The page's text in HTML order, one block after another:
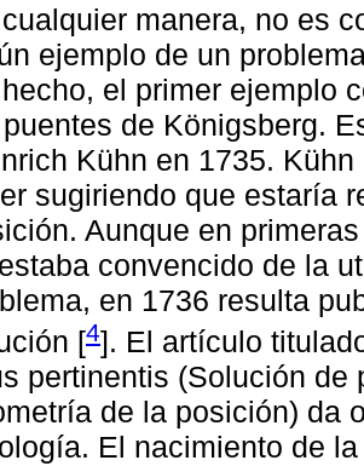
manera, no es
ejemplo de un
el primer ejemplo
de Königsberg.
Kühn en 1735.
sugiriendo que estaría
Aunque en
convencido de la
en 1736 resulta
[4]. El artículo
pertinentis (Solución de
de la posición) da
El nacimiento de